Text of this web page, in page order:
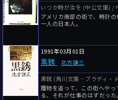
いつか時が汝を (中公文庫) /
アメリカ南部の街で、時計
一人の日本人。
1991年03月01日
黒銹 北方謙三
黒銹 (角川文庫―ブラディ・
獲物を追って、この街へや
る、それが仕事のはずだった。